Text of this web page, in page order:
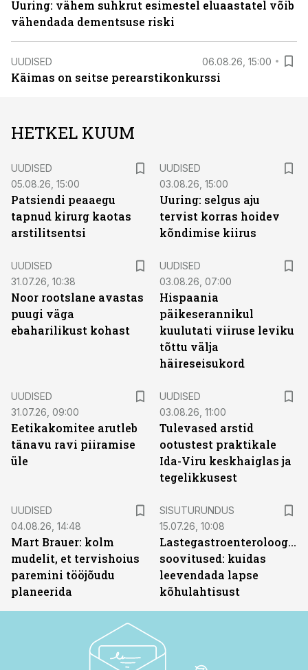
Uuring: vähem suhkrut esimestel eluaastatel võib
vähendada dementsuse riski
UUDISED 06.08.26, 15:00
Käimas on seitse perearstikonkurssi
HETKEL KUUM
UUDISED
05.08.26, 15:00
Patsiendi peaaegu
tapnud kirurg kaotas
arstilitsentsi
UUDISED
03.08.26, 15:00
Uuring: selgus aju
tervist korras hoidev
kõndimise kiirus
UUDISED
31.07.26, 10:38
Noor rootslane avastas
puugi väga
ebaharilikust kohast
UUDISED
03.08.26, 07:00
Hispaania
päikeserannikul
kuulutati viiruse leviku
tõttu välja
häireseisukord
UUDISED
31.07.26, 09:00
Eetikakomitee arutleb
tänavu ravi piiramise
üle
UUDISED
03.08.26, 11:00
Tulevased arstid
ootustest praktikale
Ida-Viru keskhaiglas ja
tegelikkusest
UUDISED
04.08.26, 14:48
Mart Brauer: kolm
mudelit, et tervishoius
paremini tööjõudu
planeerida
SISUTURUNDUS
15.07.26, 10:08
Lastegastroenteroloogide
soovitused: kuidas
leevendada lapse
kõhulahtisust